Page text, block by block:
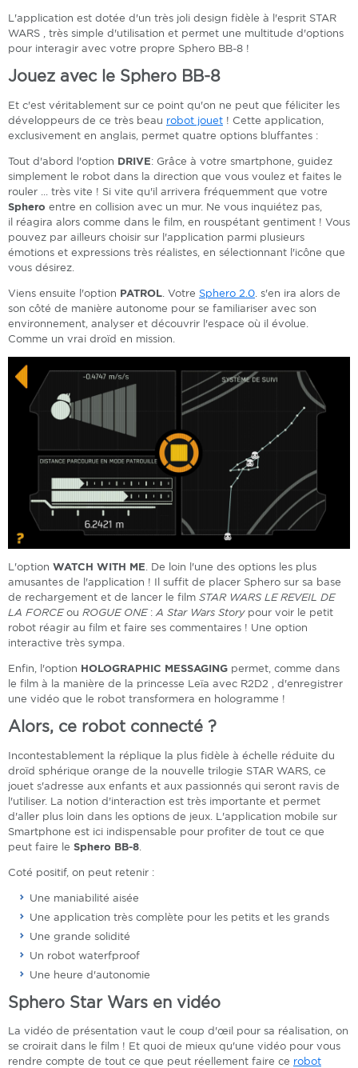
L'application est dotée d'un très joli design fidèle à l'esprit STAR
WARS , très simple d'utilisation et permet une multitude d'options
pour interagir avec votre propre Sphero BB-8 !
Jouez avec le Sphero BB-8
​Et c'est véritablement sur ce point qu'on ne peut que féliciter les
développeurs de ce très beau robot jouet ! Cette application,
exclusivement en anglais, permet quatre options bluffantes :
Tout d'abord l'option DRIVE: Grâce à votre smartphone, guidez
simplement le robot dans la direction que vous voulez et faites le
rouler ... très vite ! Si vite qu'il arrivera fréquemment que votre
Sphero entre en collision avec un mur. Ne vous inquiétez pas,
il réagira alors comme dans le film, en rouspétant gentiment ! Vous
pouvez par ailleurs choisir sur l'application parmi plusieurs
émotions et expressions très réalistes, en sélectionnant l'icône que
vous désirez.
Viens ensuite l'option PATROL . Votre Sphero 2.0 . s'en ira alors de
son côté de manière autonome pour se familiariser avec son
environnement, analyser et découvrir l'espace où il évolue.
Comme un vrai droïd en mission.
L'option WATCH WITH ME. De loin l'une des options les plus
amusantes de l'application ! Il suffit de placer Sphero sur sa base
de rechargement et de lancer le film STAR WARS LE REVEIL DE
LA FORCEou ROGUE ONE:A Star Wars Storypour voir le petit
robot réagir au film et faire ses commentaires ! Une option
interactive très sympa.
Enfin, l'option HOLOGRAPHIC MESSAGING permet, comme dans
le film à la manière de la princesse Leïa avec R2D2 , d'enregistrer
une vidéo que le robot transformera en hologramme !
Alors, ce robot connecté ?
Incontestablement la réplique la plus fidèle à échelle réduite du
droïd sphérique orange de la nouvelle trilogie STAR WARS, ce
jouet s'adresse aux enfants et aux passionnés qui seront ravis de
l'utiliser. La notion d'interaction est très importante et permet
d'aller plus loin dans les options de jeux. L'application mobile sur
Smartphone est ici indispensable pour profiter de tout ce que
peut faire le Sphero BB-8
Coté positif, on peut retenir :
Une maniabilité aisée
Une application très complète pour les petits et les grands
Une grande solidité
Un robot waterfproof
Une heure d'autonomie
Sphero Star Wars en vidéo
La vidéo de présentation vaut le coup d'œil pour sa réalisation, on
se croirait dans le film ! Et quoi de mieux qu'une vidéo pour vous
rendre compte de tout ce que peut réellement faire ce robot